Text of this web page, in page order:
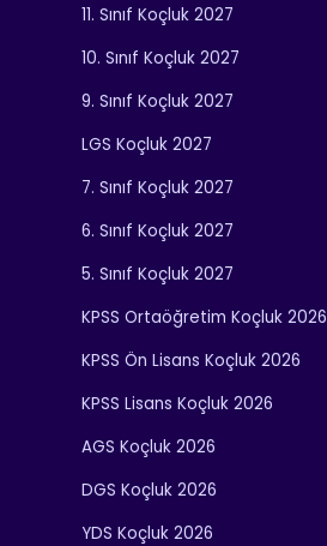
11. Sınıf Koçluk 2027
10. Sınıf Koçluk 2027
9. Sınıf Koçluk 2027
LGS Koçluk 2027
7. Sınıf Koçluk 2027
6. Sınıf Koçluk 2027
5. Sınıf Koçluk 2027
KPSS Ortaöğretim Koçluk 2026
KPSS Ön Lisans Koçluk 2026
KPSS Lisans Koçluk 2026
AGS Koçluk 2026
DGS Koçluk 2026
YDS Koçluk 2026